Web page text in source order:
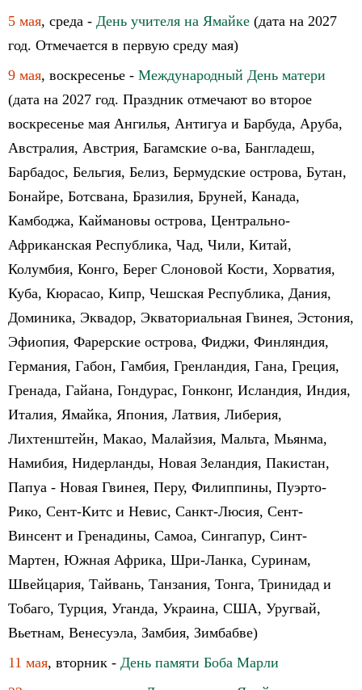
5 мая, среда - День учителя на Ямайке (дата на 2027
год. Отмечается в первую среду мая)
9 мая, воскресенье - Международный День матери
(дата на 2027 год. Праздник отмечают во второе
воскресенье мая Ангилья, Антигуа и Барбуда, Аруба,
Австралия, Австрия, Багамские о-ва, Бангладеш,
Барбадос, Бельгия, Белиз, Бермудские острова, Бутан,
Бонайре, Ботсвана, Бразилия, Бруней, Канада,
Камбоджа, Каймановы острова, Центрально-
Африканская Республика, Чад, Чили, Китай,
Колумбия, Конго, Берег Слоновой Кости, Хорватия,
Куба, Кюрасао, Кипр, Чешская Республика, Дания,
Доминика, Эквадор, Экваториальная Гвинея, Эстония,
Эфиопия, Фарерские острова, Фиджи, Финляндия,
Германия, Габон, Гамбия, Гренландия, Гана, Греция,
Гренада, Гайана, Гондурас, Гонконг, Исландия, Индия,
Италия, Ямайка, Япония, Латвия, Либерия,
Лихтенштейн, Макао, Малайзия, Мальта, Мьянма,
Намибия, Нидерланды, Новая Зеландия, Пакистан,
Папуа - Новая Гвинея, Перу, Филиппины, Пуэрто-
Рико, Сент-Китс и Невис, Санкт-Люсия, Сент-
Винсент и Гренадины, Самоа, Сингапур, Синт-
Мартен, Южная Африка, Шри-Ланка, Суринам,
Швейцария, Тайвань, Танзания, Тонга, Тринидад и
Тобаго, Турция, Уганда, Украина, США, Уругвай,
Вьетнам, Венесуэла, Замбия, Зимбабве)
11 мая, вторник - День памяти Боба Марли